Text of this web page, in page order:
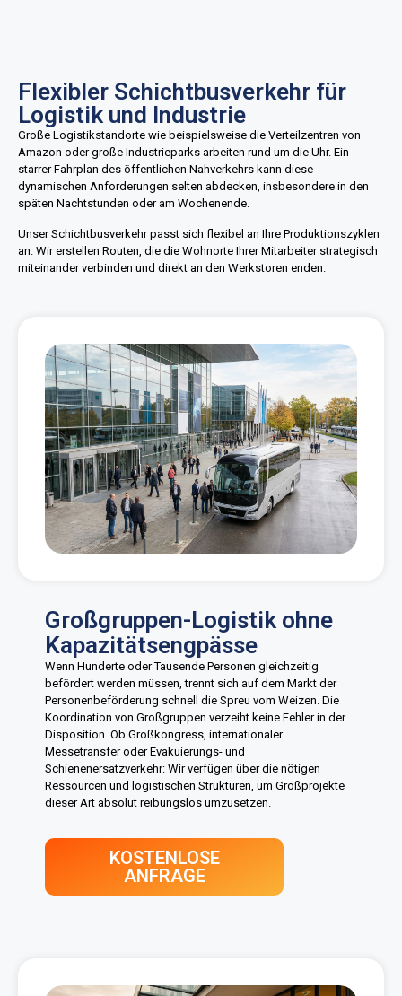
Flexibler Schichtbusverkehr für
Logistik und Industrie
Große Logistikstandorte wie beispielsweise die Verteilzentren von
Amazon oder große Industrieparks arbeiten rund um die Uhr. Ein
starrer Fahrplan des öffentlichen Nahverkehrs kann diese
dynamischen Anforderungen selten abdecken, insbesondere in den
späten Nachtstunden oder am Wochenende.
Unser Schichtbusverkehr passt sich flexibel an Ihre Produktionszyklen
an. Wir erstellen Routen, die die Wohnorte Ihrer Mitarbeiter strategisch
miteinander verbinden und direkt an den Werkstoren enden.
Großgruppen-Logistik ohne
Kapazitätsengpässe
Wenn Hunderte oder Tausende Personen gleichzeitig
befördert werden müssen, trennt sich auf dem Markt der
Personenbeförderung schnell die Spreu vom Weizen. Die
Koordination von Großgruppen verzeiht keine Fehler in der
Disposition. Ob Großkongress, internationaler
Messetransfer oder Evakuierungs- und
Schienenersatzverkehr: Wir verfügen über die nötigen
Ressourcen und logistischen Strukturen, um Großprojekte
dieser Art absolut reibungslos umzusetzen.
KOSTENLOSE
ANFRAGE